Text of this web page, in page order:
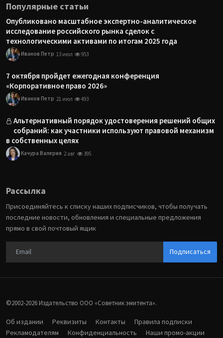
Популярные статьи
Опубликовано масштабное экспертно-аналитическое
исследование российского рынка сделок с
технологическими активами по итогам 2025 года
Иванов Петр 13 июл 953
7 октября пройдет ежегодная конференция
«Корпоративное право 2026»
Иванов Петр 21 июл 493
Альтернативный порядок удостоверения решений общих
собраний: как участники используют правовой механизм
в собственных целях
Качура Валерия 2 авг 395
Рассылка
Присоединяйтесь к списку наших подписчиков, чтобы получать
последние новости, обновления и специальные предложения
прямо в свой почтовый ящик
Подписаться
©2002-2026 Издательство ООО «‎Советник эмитента».
Об издании Реквизиты Контакты
Правила подписки
Рекламодателям
Конфиденциальность Наши промо-акции